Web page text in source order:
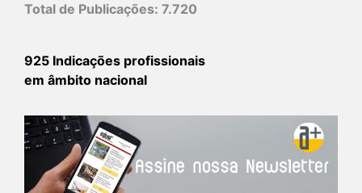
Total de Publicações: 7.720
925 Indicações profissionais
em âmbito nacional